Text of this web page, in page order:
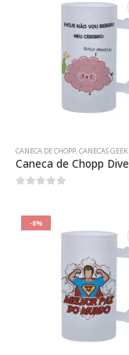
CANECA DE CHOPP,CANECAS GEEK
-8%